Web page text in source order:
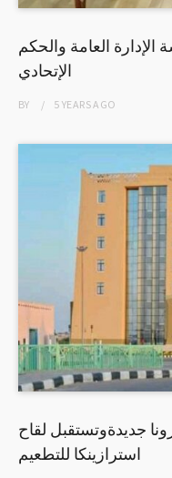
العامة والحكم
الإتحادي
BY 5 YEARSAGO
جديدةوتستقبل لقاح
استرازينكا للتطعيم